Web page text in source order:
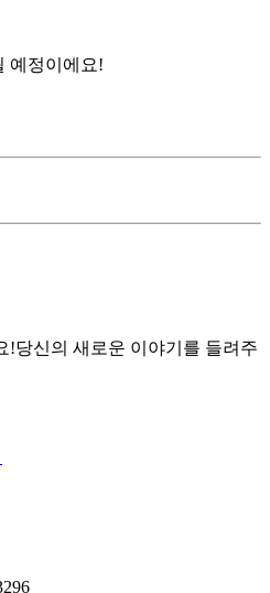
!당신의 새로운 이야기를 들려주
예정이에요!